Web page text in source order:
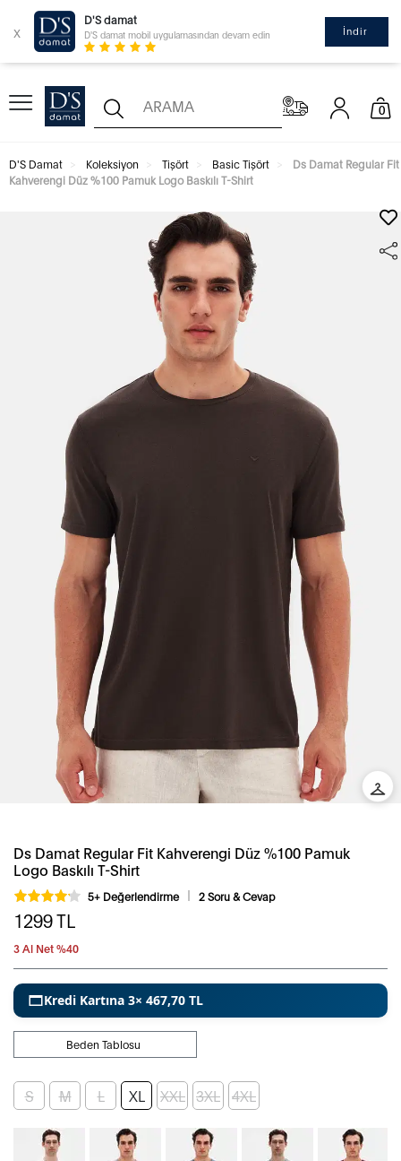
x
D'S damat
D'S damat mobil uygulamasından devam edin İndir
0
D'S Damat Koleksiyon Tişört Basic Tişört
Ds Damat Regular Fit
Kahverengi Düz %100 Pamuk Logo Baskılı T-Shirt
Ds Damat Regular Fit Kahverengi Düz %100 Pamuk
Logo Baskılı T-Shirt
5+ Değerlendirme 2 Soru & Cevap
1299TL
3 Al Net %40
Kredi Kartına 3× 467,70 TL
Beden Tablosu
S M L XL XXL 3XL 4XL